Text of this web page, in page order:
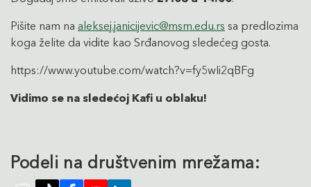
Pišite nam na aleksej.janicijevic@msm.edu.rs sa predlozima
koga želite da vidite kao Srđanovog sledećeg gosta.
https://www.youtube.com/watch?v=fy5wIi2qBFg
Vidimo se na sledećoj Kafi u oblaku!
Podeli na društvenim mrežama: